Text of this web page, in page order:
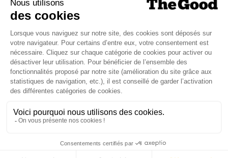
SANTÉ MENTALE, GRANDE
CAUSE NATIONALE 2025
Dans ce numéro, enquête : Comment les
médias luttent-ils contre la désinformation ? |
Palmarès complet du Grand Prix de la Good
Économie 2025 | La grande interview de Marc
Gomes, CEO France & Chief People Officer